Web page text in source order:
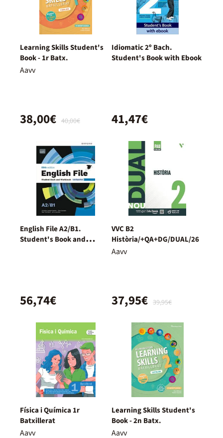
Learning Skills Student's
Book - 1r Batx.
Aavv
40,00€
38,00€
Idiomatic 2º Bach.
Student's Book with Ebook
41,47€
English File A2/B1.
Student's Book and
56,74€
VVC B2
Història/+QA+DG/DUAL/26
Aavv
39,95€
37,95€
Física i Química 1r
Batxillerat
Aavv
Learning Skills Student's
Book - 2n Batx.
Aavv